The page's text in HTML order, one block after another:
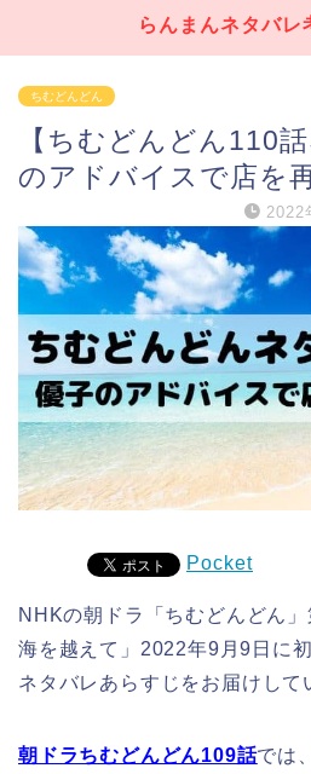
らんまんネタバレ
ちむどんどん
【ちむどんどん110
のアドバイスで店を
2022
Pocket
NHKの朝ドラ「ちむどんどん
海を越えて」2022年9月9日に
ネタバレあらすじをお届けして
朝ドラちむどんどん109話では